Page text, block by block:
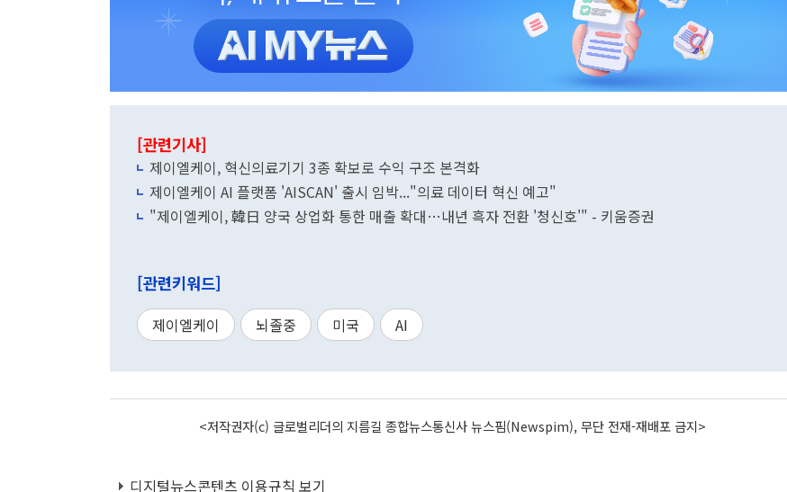
[관련기사]
제이엘케이, 혁신의료기기 3종 확보로 수익 구조 본격화
제이엘케이 AI 플랫폼 'AISCAN' 출시 임박..."의료 데이터 혁신 예고"
"제이엘케이, 韓日 양국 상업화 통한 매출 확대…내년 흑자 전환 '청신호'" - 키움증권
[관련키워드]
제이엘케이 뇌졸중 미국 AI
<저작권자(c) 글로벌리더의 지름길 종합뉴스통신사 뉴스핌(Newspim), 무단 전재-재배포 금지>
디지털뉴스콘텐츠 이용규칙 보기